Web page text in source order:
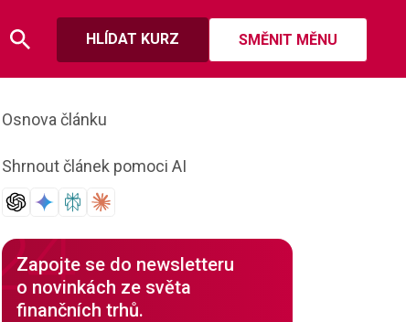
HLÍDAT KURZ SMĚNIT MĚNU
Osnova článku
Shrnout článek pomoci AI
Zapojte se do newsletteru
o novinkách ze světa
finančních trhů.